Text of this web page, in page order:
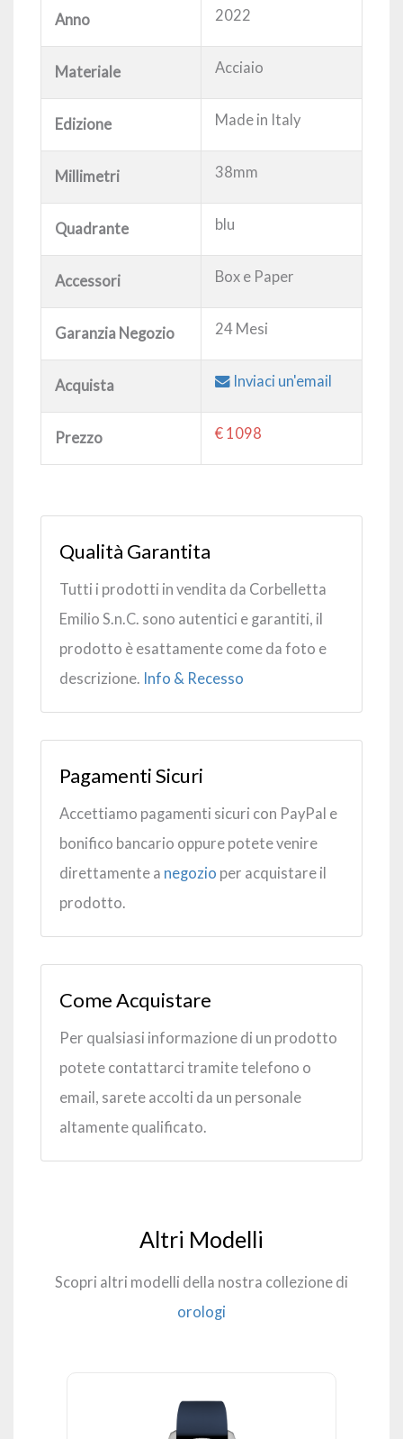
Anno 2022
Materiale Acciaio
Edizione Made in Italy
Millimetri 38mm
Quadrante blu
Accessori Box e Paper
Garanzia Negozio 24 Mesi
Acquista Inviaci un'email
Prezzo € 1098
Qualità Garantita
Tutti i prodotti in vendita da Corbelletta
Emilio S.n.C. sono autentici e garantiti, il
prodotto è esattamente come da foto e
descrizione. Info & Recesso
Pagamenti Sicuri
Accettiamo pagamenti sicuri con PayPal e
bonifico bancario oppure potete venire
direttamente a negozio per acquistare il
prodotto.
Come Acquistare
Per qualsiasi informazione di un prodotto
potete contattarci tramite telefono o
email, sarete accolti da un personale
altamente qualificato.
Altri Modelli
Scopri altri modelli della nostra collezione di
orologi